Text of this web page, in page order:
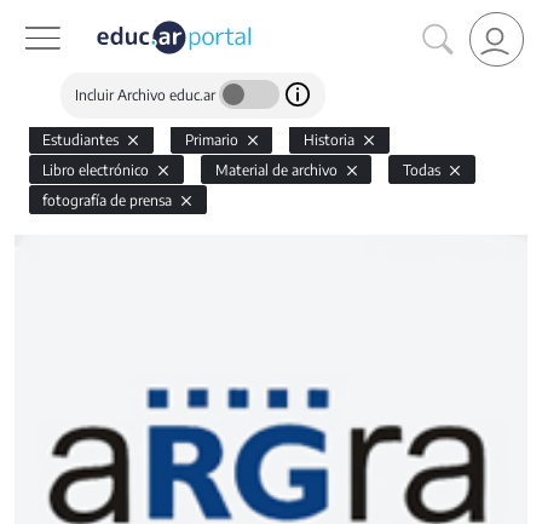
Incluir Archivo educ.ar
Estudiantes Primario
Historia
Libro electrónico
Material de archivo
Todas
fotografía de prensa